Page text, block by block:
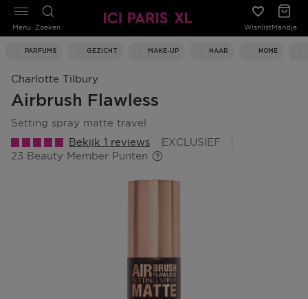
Zoeken WishlistMandje
PARFUMS GEZICHT MAKE-UP HAAR HOME
Menu
Charlotte Tilbury
Airbrush Flawless
setting spray matte travel
Bekijk 1 reviews
EXCLUSIEF
23 Beauty Member Punten